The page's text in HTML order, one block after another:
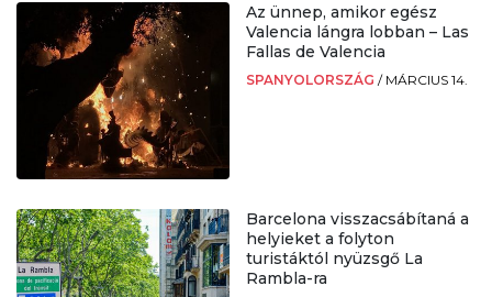
Az ünnep, amikor egész
Valencia lángra lobban – Las
Fallas de Valencia
SPANYOLORSZÁG / MÁRCIUS 14.
Barcelona visszacsábítaná a
helyieket a folyton
turistáktól nyüzsgő La
Rambla-ra